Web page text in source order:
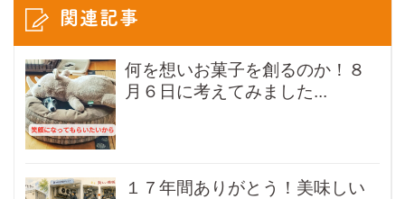
関連記事
何を想いお菓子を創るのか！８
月６日に考えてみました...
１７年間ありがとう！美味しい